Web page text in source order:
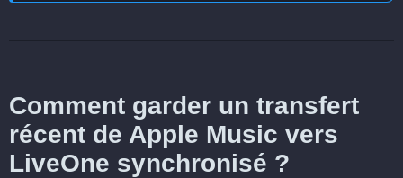
Comment garder un transfert
récent de Apple Music vers
LiveOne synchronisé ?